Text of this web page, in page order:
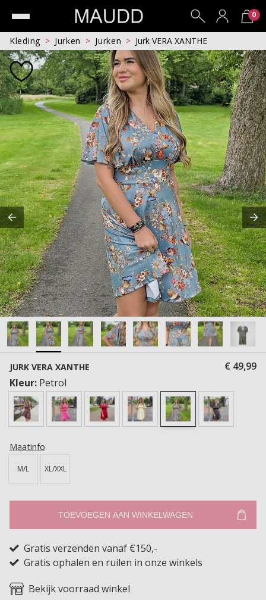
0
Kleding Jurken Jurken Jurk VERA XANTHE
JURK VERA XANTHE
€ 49,99
Kleur: Petrol
Maatinfo
M/L XL/XXL
TOEVOEGEN AAN WINKELWAGEN
Gratis verzenden vanaf €150,-
Gratis ophalen en ruilen in onze winkels
Bekijk voorraad winkel